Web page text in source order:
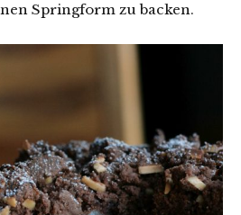
Springform zu backen.